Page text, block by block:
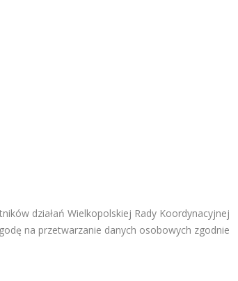
działań Wielkopolskiej Rady Koordynacyjnej
na przetwarzanie danych osobowych zgodnie